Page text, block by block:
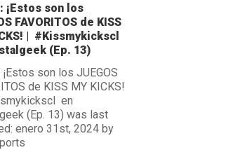
¡Estos son los
FAVORITOS de KISS
| #Kissmykickscl
(Ep. 13)
¡Estos son los JUEGOS
de KISS MY KICKS!
en
(Ep. 13) was last
enero 31st, 2024 by